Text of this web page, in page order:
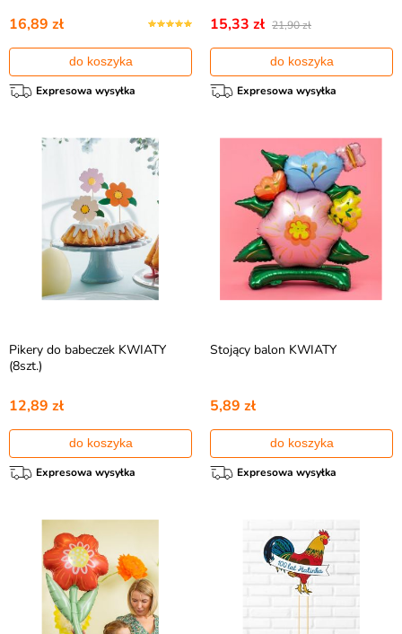
16,89 zł
do koszyka
Expresowa wysyłka
15,33 zł 21,90 zł
do koszyka
Expresowa wysyłka
Pikery do babeczek KWIATY
(8szt.)
12,89 zł
do koszyka
Expresowa wysyłka
Stojący balon KWIATY
5,89 zł
do koszyka
Expresowa wysyłka